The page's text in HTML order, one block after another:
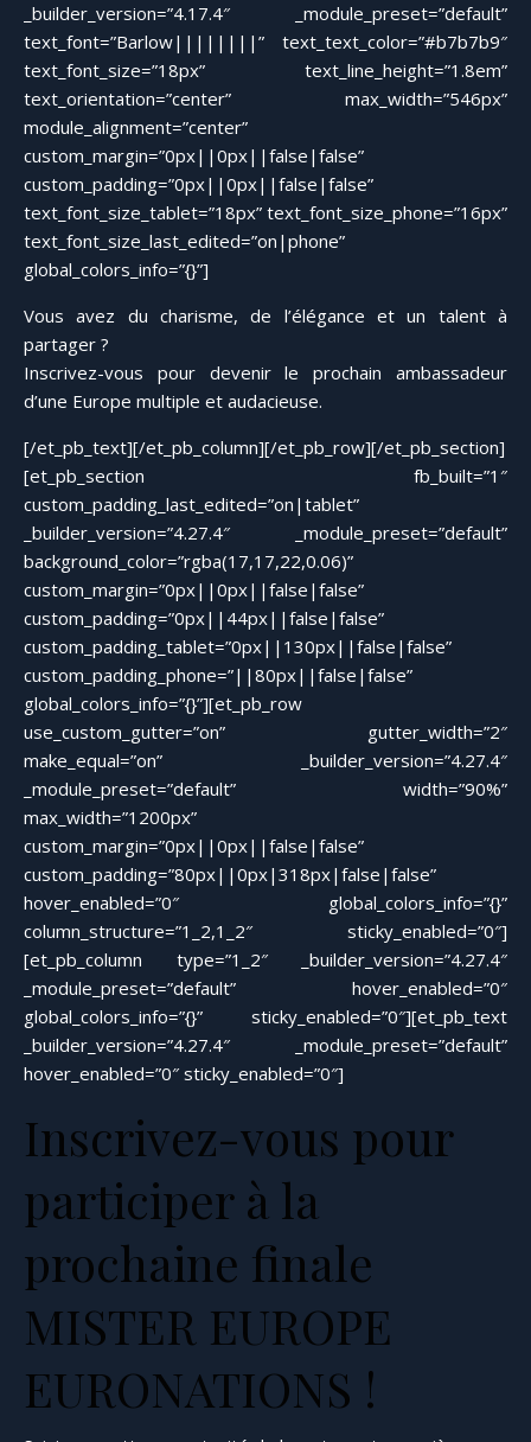
_builder_version=”4.17.4″ _module_preset=”default”
text_font=”Barlow||||||||” text_text_color=”#b7b7b9″
text_font_size=”18px” text_line_height=”1.8em”
text_orientation=”center” max_width=”546px”
module_alignment=”center”
custom_margin=”0px||0px||false|false”
custom_padding=”0px||0px||false|false”
text_font_size_tablet=”18px” text_font_size_phone=”16px”
text_font_size_last_edited=”on|phone”
global_colors_info=”{}”]
Vous avez du charisme, de l’élégance et un talent à
partager ?
Inscrivez-vous pour devenir le prochain ambassadeur
d’une Europe multiple et audacieuse.
[/et_pb_text][/et_pb_column][/et_pb_row][/et_pb_section]
[et_pb_section fb_built=”1″
custom_padding_last_edited=”on|tablet”
_builder_version=”4.27.4″ _module_preset=”default”
background_color=”rgba(17,17,22,0.06)”
custom_margin=”0px||0px||false|false”
custom_padding=”0px||44px||false|false”
custom_padding_tablet=”0px||130px||false|false”
custom_padding_phone=”||80px||false|false”
global_colors_info=”{}”][et_pb_row
use_custom_gutter=”on” gutter_width=”2″
make_equal=”on” _builder_version=”4.27.4″
_module_preset=”default” width=”90%”
max_width=”1200px”
custom_margin=”0px||0px||false|false”
custom_padding=”80px||0px|318px|false|false”
hover_enabled=”0″ global_colors_info=”{}”
column_structure=”1_2,1_2″ sticky_enabled=”0″]
[et_pb_column type=”1_2″ _builder_version=”4.27.4″
_module_preset=”default” hover_enabled=”0″
global_colors_info=”{}” sticky_enabled=”0″][et_pb_text
_builder_version=”4.27.4″ _module_preset=”default”
hover_enabled=”0″ sticky_enabled=”0″]
Inscrivez-vous pour
participer à la
prochaine finale
MISTER EUROPE
EURONATIONS !